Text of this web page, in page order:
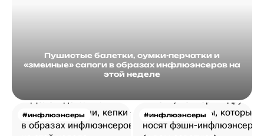
Пушистые балетки, сумки-перчатки и
«змеиные» сапоги в образах инфлюэнсеров на
этой неделе
#инфлюэнсеры #инфлюэнсеры